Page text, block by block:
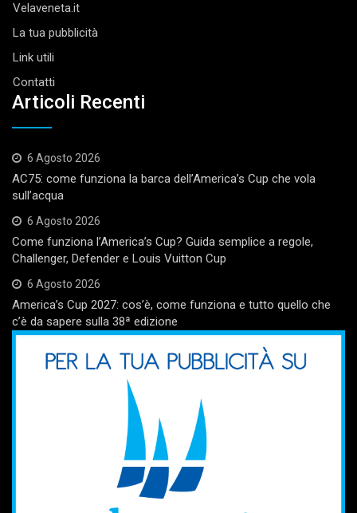
Velaveneta.it
La tua pubblicità
Link utili
Contatti
Articoli Recenti
6 Agosto 2026
AC75: come funziona la barca dell’America’s Cup che vola
sull’acqua
6 Agosto 2026
Come funziona l’America’s Cup? Guida semplice a regole,
Challenger, Defender e Louis Vuitton Cup
6 Agosto 2026
America’s Cup 2027: cos’è, come funziona e tutto quello che
c’è da sapere sulla 38ª edizione